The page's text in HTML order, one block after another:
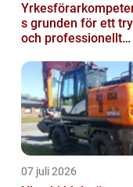
s grunden för ett tryggt
och professionellt
07 juli 2026